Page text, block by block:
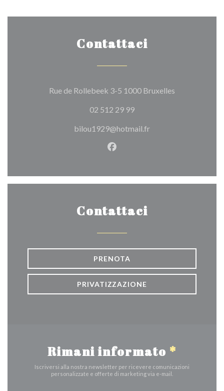
Contattaci
Rue de Rollebeek 3-5 1000 Bruxelles
02 512 29 99
bilou1929@hotmail.fr
Facebook ((apre una nuova
Contattaci
PRENOTA
PRIVATIZZAZIONE
Rimani informato *
Iscriversi alla nostra newsletter per ricevere comunicazioni
personalizzate e offerte di marketing via e-mail.